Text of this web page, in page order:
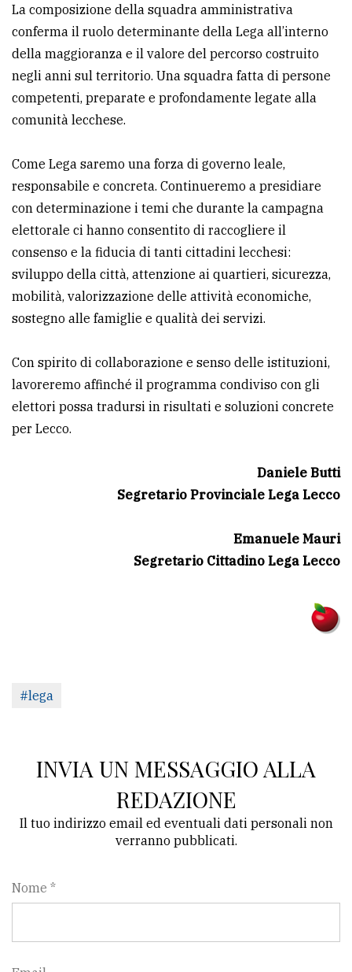
La composizione della squadra amministrativa
conferma il ruolo determinante della Lega all’interno
della maggioranza e il valore del percorso costruito
negli anni sul territorio. Una squadra fatta di persone
competenti, preparate e profondamente legate alla
comunità lecchese.
Come Lega saremo una forza di governo leale,
responsabile e concreta. Continueremo a presidiare
con determinazione i temi che durante la campagna
elettorale ci hanno consentito di raccogliere il
consenso e la fiducia di tanti cittadini lecchesi:
sviluppo della città, attenzione ai quartieri, sicurezza,
mobilità, valorizzazione delle attività economiche,
sostegno alle famiglie e qualità dei servizi.
Con spirito di collaborazione e senso delle istituzioni,
lavoreremo affinché il programma condiviso con gli
elettori possa tradursi in risultati e soluzioni concrete
per Lecco.
Daniele Butti
Segretario Provinciale Lega Lecco
Emanuele Mauri
Segretario Cittadino Lega Lecco
#lega
INVIA UN MESSAGGIO ALLA
REDAZIONE
Il tuo indirizzo email ed eventuali dati personali non
verranno pubblicati.
Nome *